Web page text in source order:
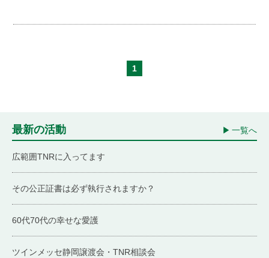
1
最新の活動 一覧へ
広範囲TNRに入ってます
その公正証書は必ず執行されますか？
60代70代の幸せな愛護
ツインメッセ静岡譲渡会・TNR相談会